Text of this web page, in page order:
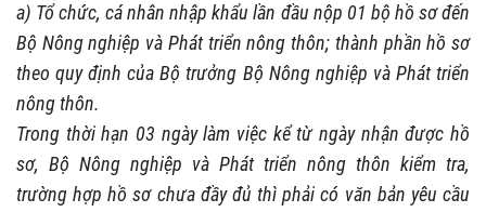
a) Tổ chức, cá nhân nhập khẩu lần đầu nộp 01 bộ hồ sơ đến
Bộ Nông nghiệp và Phát triển nông thôn; thành phần hồ sơ
theo quy định của Bộ trưởng Bộ Nông nghiệp và Phát triển
nông thôn.
Trong thời hạn 03 ngày làm việc kể từ ngày nhận được hồ
sơ, Bộ Nông nghiệp và Phát triển nông thôn kiểm tra,
trường hợp hồ sơ chưa đầy đủ thì phải có văn bản yêu cầu